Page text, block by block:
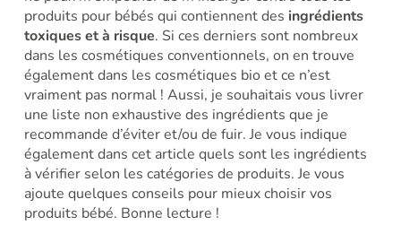
produits pour bébés qui contiennent des ingrédients
toxiques et à risque. Si ces derniers sont nombreux
dans les cosmétiques conventionnels, on en trouve
également dans les cosmétiques bio et ce n’est
vraiment pas normal ! Aussi, je souhaitais vous livrer
une liste non exhaustive des ingrédients que je
recommande d’éviter et/ou de fuir. Je vous indique
également dans cet article quels sont les ingrédients
à vérifier selon les catégories de produits. Je vous
ajoute quelques conseils pour mieux choisir vos
produits bébé. Bonne lecture !